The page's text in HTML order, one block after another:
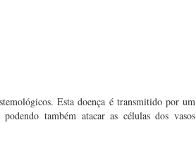
Esta doença é transmitido por um
também atacar as células dos vasos